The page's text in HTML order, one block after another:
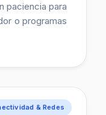
paciencia para
o programas
& Redes